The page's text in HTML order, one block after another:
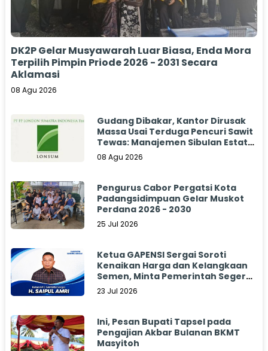
DK2P Gelar Musyawarah Luar Biasa, Enda Mora
Terpilih Pimpin Priode 2026 - 2031 Secara
Aklamasi
08 Agu 2026
Gudang Dibakar, Kantor Dirusak
Massa Usai Terduga Pencuri Sawit
Tewas: Manajemen Sibulan Estate
Bungkam
08 Agu 2026
Pengurus Cabor Pergatsi Kota
Padangsidimpuan Gelar Muskot
Perdana 2026 - 2030
25 Jul 2026
Ketua GAPENSI Sergai Soroti
Kenaikan Harga dan Kelangkaan
Semen, Minta Pemerintah Segera
Bertindak
23 Jul 2026
Ini, Pesan Bupati Tapsel pada
Pengajian Akbar Bulanan BKMT
Masyitoh